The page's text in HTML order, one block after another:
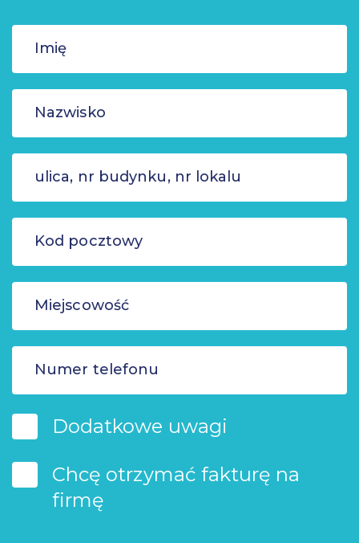
Dodatkowe uwagi
Chcę otrzymać fakturę na
firmę